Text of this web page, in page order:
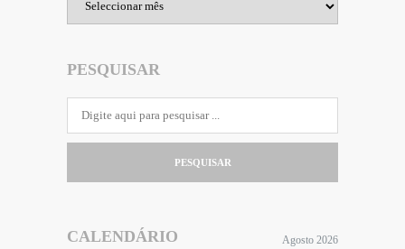
PESQUISAR
PESQUISAR
CALENDÁRIO Agosto 2026